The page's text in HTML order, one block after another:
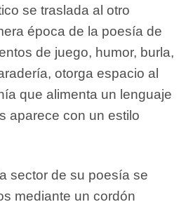
se traslada al otro
época de la poesía de
de juego, humor, burla,
otorga espacio al
que alimenta un lenguaje
aparece con un estilo
sector de su poesía se
mediante un cordón